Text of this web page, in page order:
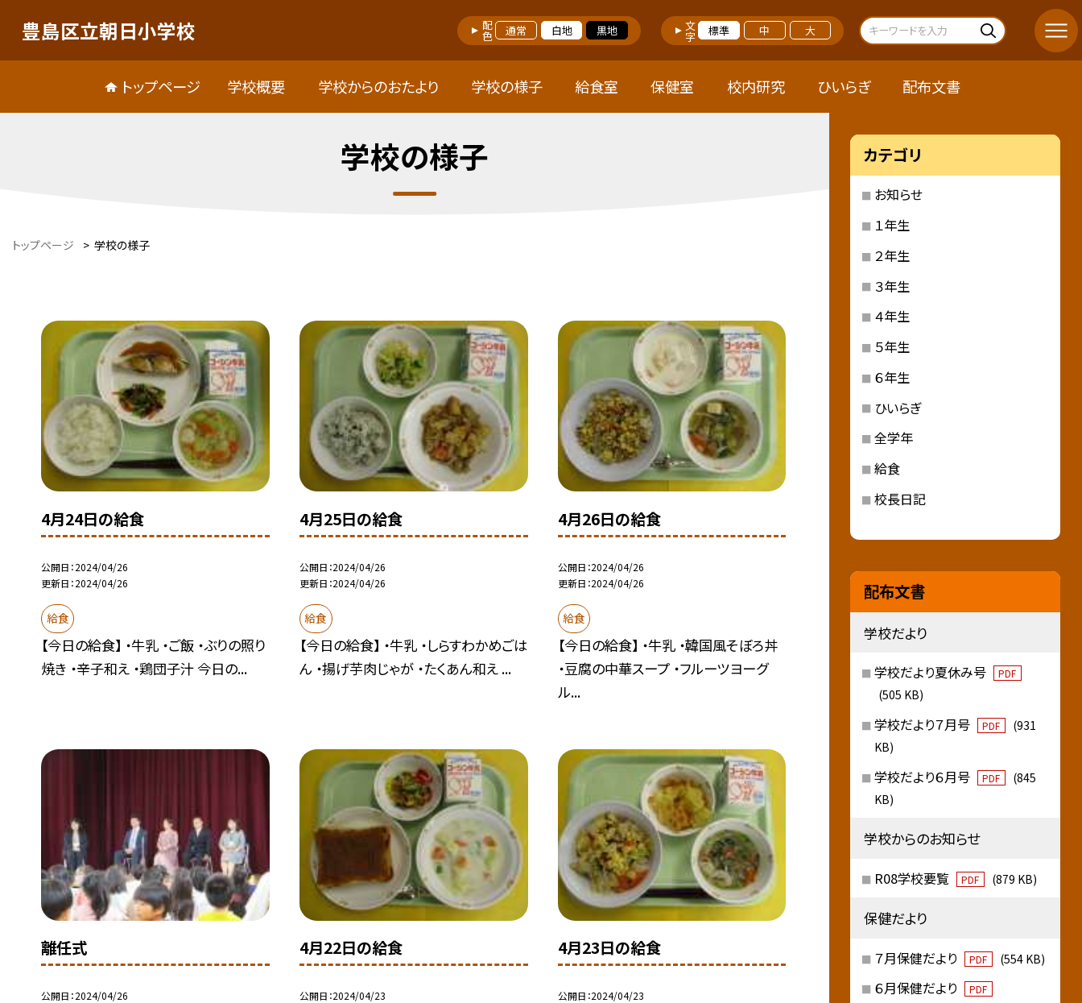
豊島区立朝日小学校 配色 通常 白地 黒地 文字 標準 中 大
トップページ 学校概要 学校からのおたより 学校の様子 給食室 保健室 校内研究 ひいらぎ 配布文書
学校の様子
トップページ > 学校の様子
4月24日の給食
公開日 2024/04/26
更新日 2024/04/26
給食
【今日の給食】 ・牛乳 ・ご飯 ・ぶりの照り
焼き ・辛子和え ・鶏団子汁 今日の...
4月25日の給食
公開日 2024/04/26
更新日 2024/04/26
給食
【今日の給食】 ・牛乳 ・しらすわかめごは
ん ・揚げ芋肉じゃが ・たくあん和え ...
4月26日の給食
公開日 2024/04/26
更新日 2024/04/26
給食
【今日の給食】 ・牛乳 ・韓国風そぼろ丼
・豆腐の中華スープ ・フルーツヨーグ
ル...
離任式
公開日 2024/04/26
4月22日の給食
公開日 2024/04/23
4月23日の給食
公開日 2024/04/23
カテゴリ
お知らせ
１年生
２年生
３年生
４年生
５年生
６年生
ひいらぎ
全学年
給食
校長日記
配布文書
学校だより
学校だより夏休み号 PDF
(505 KB)
学校だより７月号 PDF
(931
KB)
学校だより６月号 PDF
(845
KB)
学校からのお知らせ
R08学校要覧 PDF (879 KB)
保健だより
７月保健だより PDF (554 KB)
６月保健だより PDF